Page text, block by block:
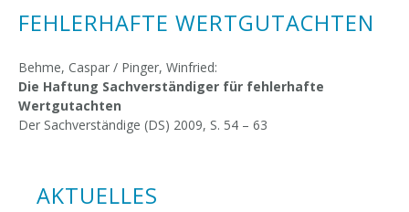
FEHLERHAFTE WERTGUTACHTEN
Behme, Caspar / Pinger, Winfried:
Die Haftung Sachverständiger für fehlerhafte
Wertgutachten
Der Sachverständige (DS) 2009, S. 54 – 63
AKTUELLES